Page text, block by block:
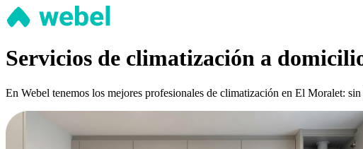
Servicios de climatización a
En Webel tenemos los mejores profesionales de climatización en El Moralet: